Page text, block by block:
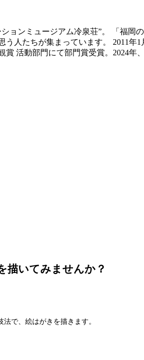
ョンミュージアム冷泉荘”。 「福岡
人たちが集まっています。 2011年
活動部門にて部門賞受賞。2024年
描いてみませんか？
で、絵はがきを描きます。